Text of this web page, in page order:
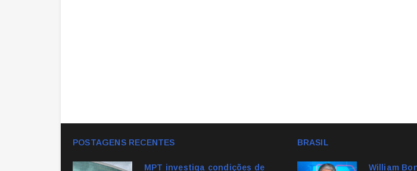
POSTAGENS RECENTES
MPT investiga condições de
BRASIL
William